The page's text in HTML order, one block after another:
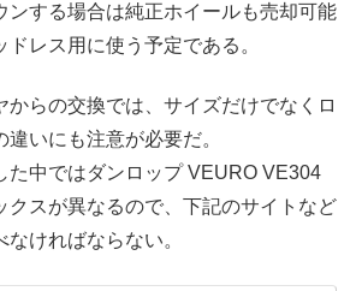
ンする場合は純正ホイールも売却可能
レス用に使う予定である。
からの交換では、サイズだけでなくロ
いにも注意が必要だ。
た中ではダンロップ VEURO VE304
クスが異なるので、下記のサイトなど
ければならない。